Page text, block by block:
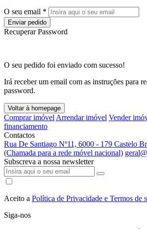
O seu email *
Enviar pedido
Recuperar Password
O seu pedido foi enviado com sucesso!
Irá receber um email com as instruções para
password.
Voltar à homepage
Comprar imóvel Arrendar imóvel Vender
financiamento
Contactos
Rua De Santiago Nº11, 6000 - 179 Castelo
(Chamada para a rede móvel nacional)
Subscreva a nossa newsletter
Aceito a Política de Privacidade e Termos de
Siga-nos